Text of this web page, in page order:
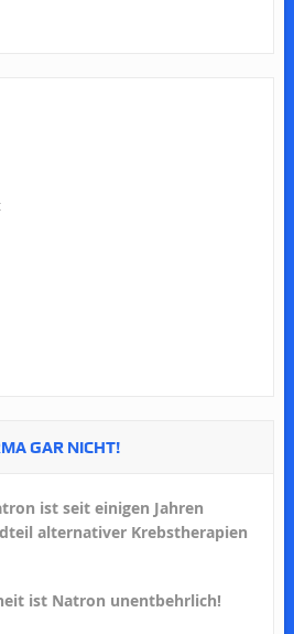
GAR NICHT!
ist seit einigen Jahren
alternativer Krebstherapien
ist Natron unentbehrlich!